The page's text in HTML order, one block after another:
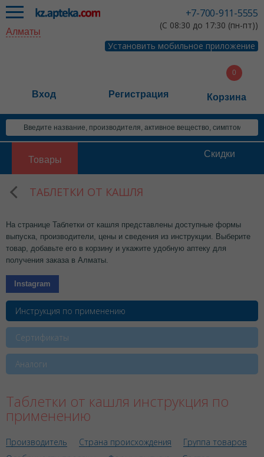
+7-700-911-5555
(С 08:30 до 17:30 (пн-пт))
Установить мобильное приложение
Алматы
Вход Регистрация Корзина
Товары
Скидки
ТАБЛЕТКИ ОТ КАШЛЯ
На странице Таблетки от кашля представлены доступные формы
выпуска, производители, цены и сведения из инструкции. Выберите
товар, добавьте его в корзину и укажите удобную аптеку для
получения заказа в Алматы.
Instagram
Инструкция по применению
Сертификаты
Аналоги
Таблетки от кашля инструкция по
применению
Производитель Страна происхождения
Группа товаров